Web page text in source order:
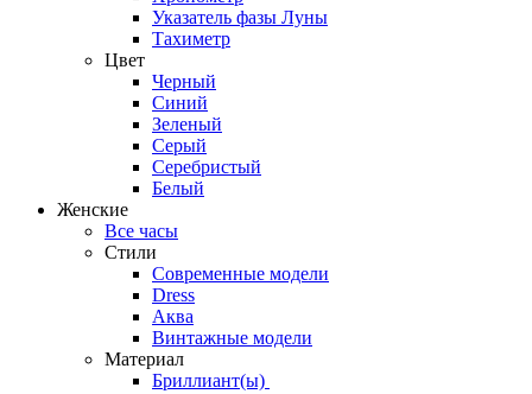
Указатель фазы Луны
Тахиметр
Цвет
Черный
Синий
Зеленый
Серый
Серебристый
Белый
Женские
Все часы
Стили
Современные модели
Dress
Аква
Винтажные модели
Материал
Бриллиант(ы)